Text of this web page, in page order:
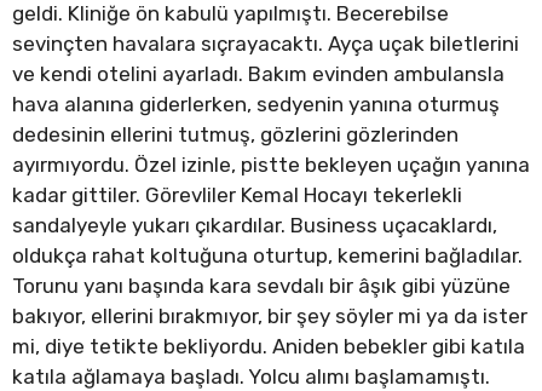
geldi. Kliniğe ön kabulü yapılmıştı. Becerebilse
sevinçten havalara sıçrayacaktı. Ayça uçak biletlerini
ve kendi otelini ayarladı. Bakım evinden ambulansla
hava alanına giderlerken, sedyenin yanına oturmuş
dedesinin ellerini tutmuş, gözlerini gözlerinden
ayırmıyordu. Özel izinle, pistte bekleyen uçağın yanına
kadar gittiler. Görevliler Kemal Hocayı tekerlekli
sandalyeyle yukarı çıkardılar. Business uçacaklardı,
oldukça rahat koltuğuna oturtup, kemerini bağladılar.
Torunu yanı başında kara sevdalı bir âşık gibi yüzüne
bakıyor, ellerini bırakmıyor, bir şey söyler mi ya da ister
mi, diye tetikte bekliyordu. Aniden bebekler gibi katıla
katıla ağlamaya başladı. Yolcu alımı başlamamıştı.